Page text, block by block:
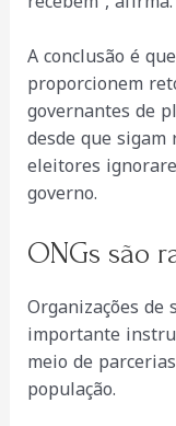
A conclusão é
proporcionem
governantes de
desde que
eleitores
governo.
ONGs são
Organizações de
importante
meio de
população.